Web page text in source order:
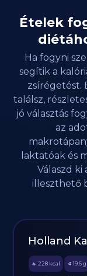
Ételek
Ha fogyni
segítik a
zsírégetést.
találsz,
jó választás
az
laktatóak és
Válaszd
illeszthető
Holland
🔥 228 kcal 🥩 19.6 g